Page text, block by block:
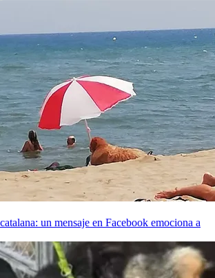
un mensaje en Facebook emociona a